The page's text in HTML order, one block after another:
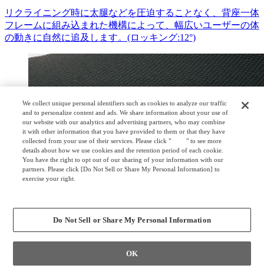
リクライニング時に太腿などを圧迫することなく、背座一体
フレームに組み込まれた機構によって、幅広いユーザーの体
の動きに自然に追及します。(ロッキング:12°)
We collect unique personal identifiers such as cookies to analyze our traffic
and to personalize content and ads. We share information about your use of
our website with our analytics and advertising partners, who may combine
it with other information that you have provided to them or that they have
collected from your use of their services. Please click "
here" to see more
details about how we use cookies and the retention period of each cookie.
You have the right to opt out of our sharing of your information with our
partners. Please click [Do Not Sell or Share My Personal Information] to
exercise your right.
Do Not Sell or Share My Personal Information
OK